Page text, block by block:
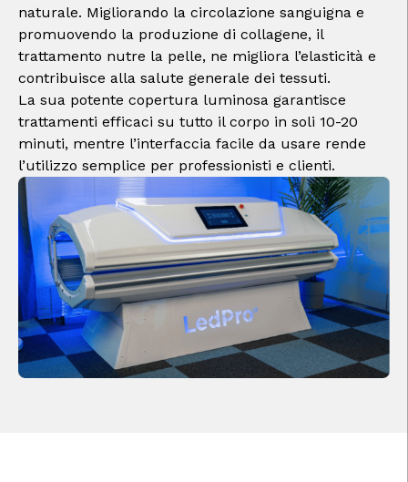
naturale. Migliorando la circolazione sanguigna e
promuovendo la produzione di collagene, il
trattamento nutre la pelle, ne migliora l’elasticità e
contribuisce alla salute generale dei tessuti.
La sua potente copertura luminosa garantisce
trattamenti efficaci su tutto il corpo in soli 10-20
minuti, mentre l’interfaccia facile da usare rende
l’utilizzo semplice per professionisti e clienti.